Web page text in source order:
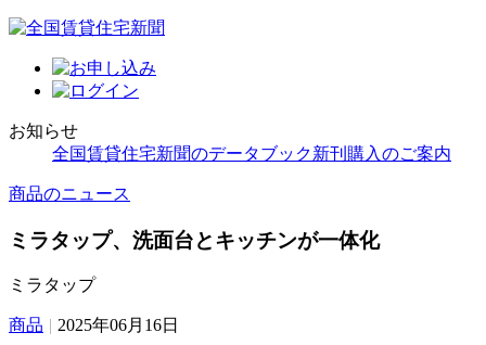
お知らせ
全国賃貸住宅新聞のデータブック新刊購入のご案内
商品のニュース
ミラタップ、洗面台とキッチンが一体化
ミラタップ
商品 | 2025年06月16日